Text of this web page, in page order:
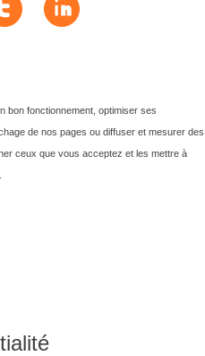
bon fonctionnement, optimiser ses
de nos pages ou diffuser et mesurer des
ceux que vous acceptez et les mettre à